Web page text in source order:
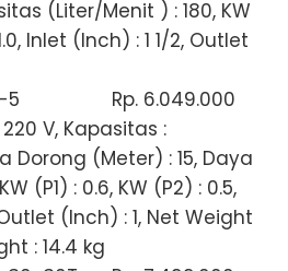
(Liter/Menit ) : 180, KW
Inlet (Inch) : 1 1/2, Outlet
5
Rp. 6.049.000
V, Kapasitas :
Dorong (Meter) : 15, Daya
(P1) : 0.6, KW (P2) : 0.5,
(Inch) : 1, Net Weight
: 14.4 kg